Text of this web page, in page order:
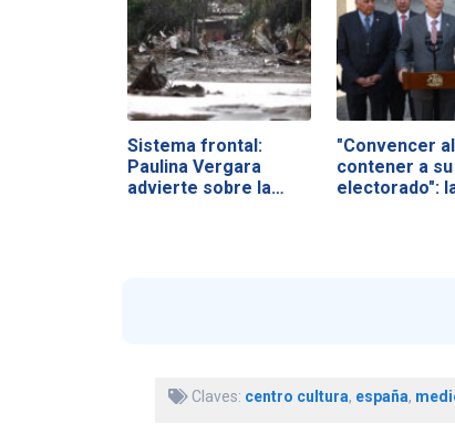
Sistema frontal:
Paulina Vergara
advierte sobre la…
"Convencer
contener a su
electorado":
Claves: centro cultura, españa,